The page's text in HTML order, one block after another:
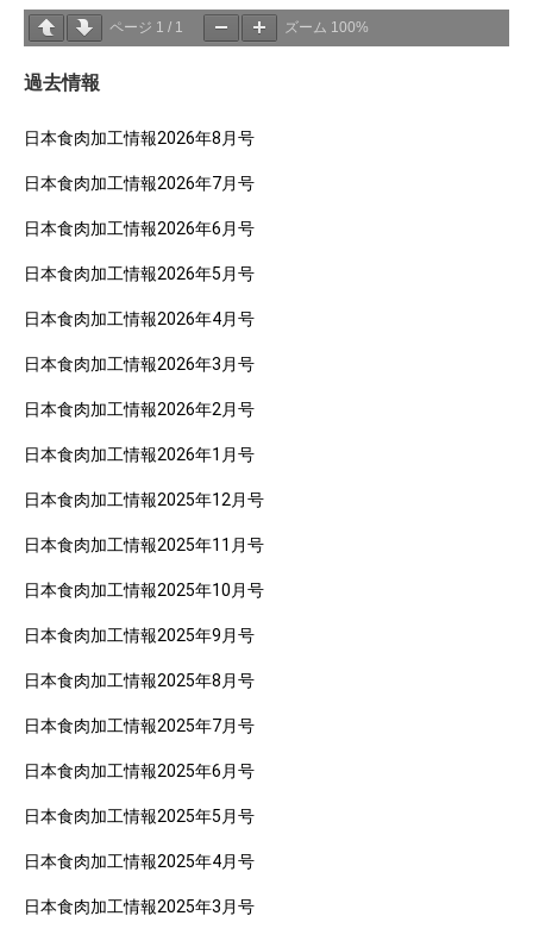
ページ 1 / 1 ズーム 100%
過去情報
日本食肉加工情報2026年8月号
日本食肉加工情報2026年7月号
日本食肉加工情報2026年6月号
日本食肉加工情報2026年5月号
日本食肉加工情報2026年4月号
日本食肉加工情報2026年3月号
日本食肉加工情報2026年2月号
日本食肉加工情報2026年1月号
日本食肉加工情報2025年12月号
日本食肉加工情報2025年11月号
日本食肉加工情報2025年10月号
日本食肉加工情報2025年9月号
日本食肉加工情報2025年8月号
日本食肉加工情報2025年7月号
日本食肉加工情報2025年6月号
日本食肉加工情報2025年5月号
日本食肉加工情報2025年4月号
日本食肉加工情報2025年3月号